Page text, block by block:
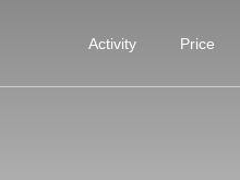
Activity Price